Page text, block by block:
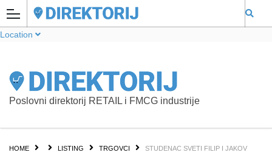
Location
Poslovni direktorij RETAIL i FMCG industrije
HOME LISTING TRGOVCI STUDENAC SVETI FILIP I JAKOV